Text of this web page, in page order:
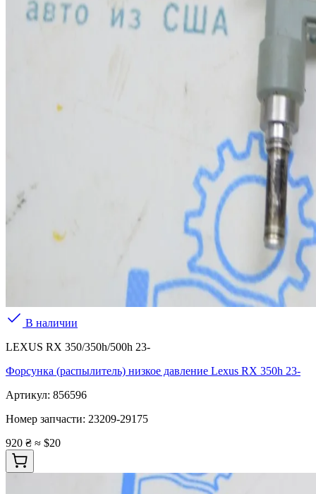
В наличии
LEXUS RX 350/350h/500h 23-
Форсунка (распылитель) низкое давление Lexus RX 350h 23-
Артикул: 856596
Номер запчасти: 23209-29175
920 ₴ ≈ $20